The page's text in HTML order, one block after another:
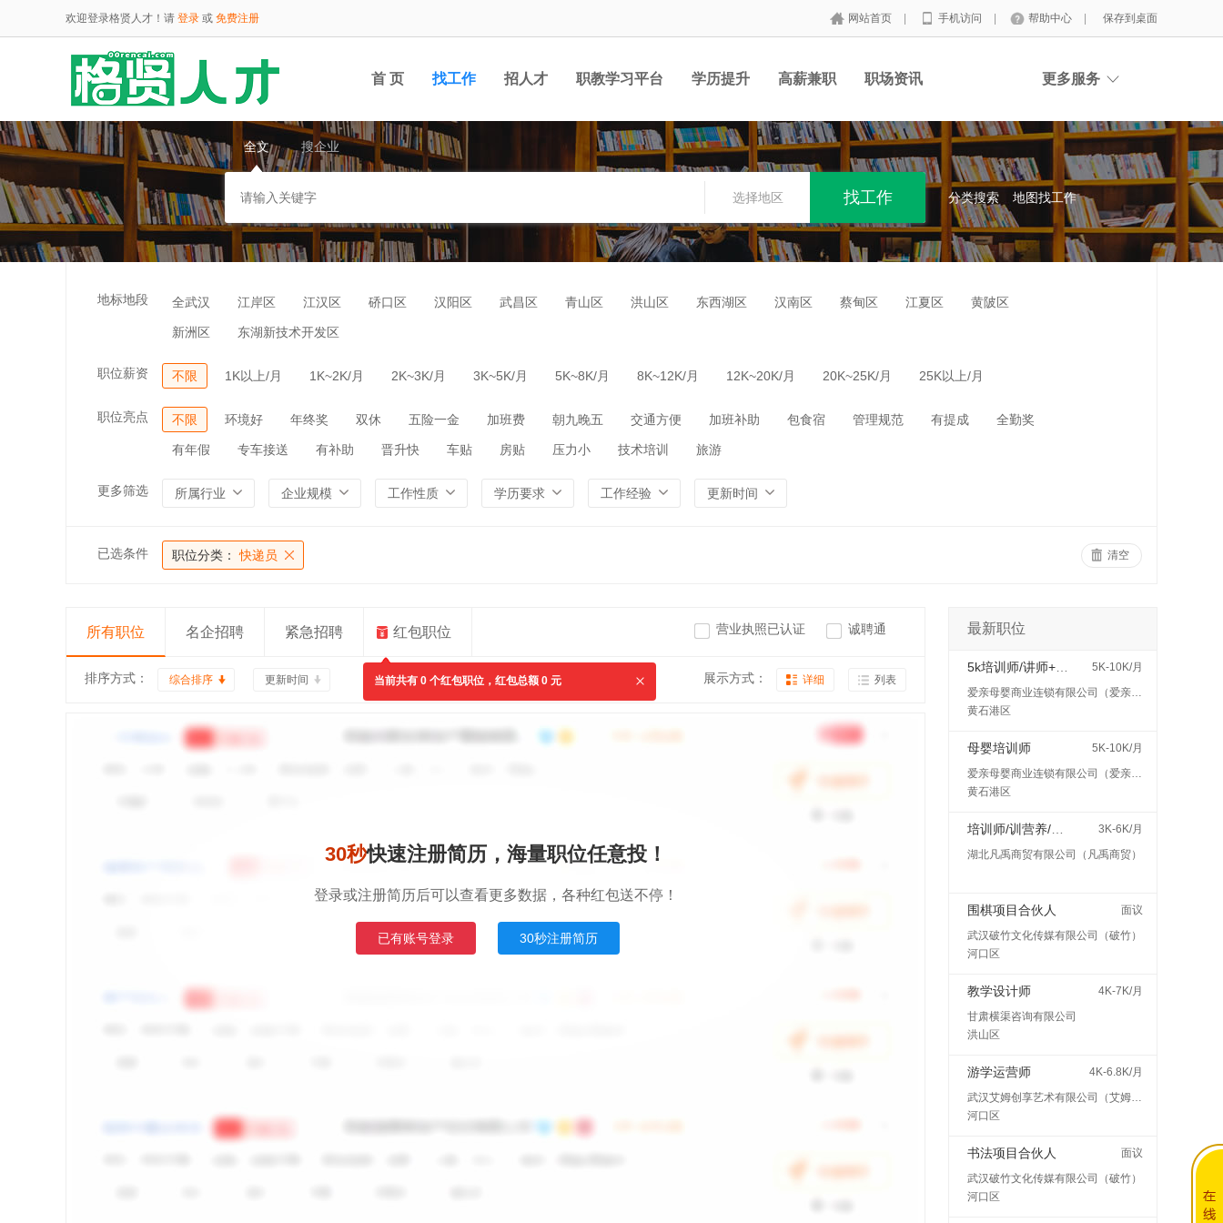
欢迎登录格贤人才！请 登录 或 免费注册 网站首页 手机访问 帮助中心 保存到桌面
首 页 找工作 招人才 职教学习平台 学历提升 高薪兼职 职场资讯
云端职位
更多服务
全文 搜企业
选择地区 分类搜索 地图找工作
地标地段 全武汉 江岸区 江汉区 硚口区 汉阳区 武昌区 青山区 洪山区 东西湖区 汉南区 蔡甸区 江夏区 黄陂区
新洲区 东湖新技术开发区
职位薪资 不限 1K以上/月 1K~2K/月 2K~3K/月 3K~5K/月 5K~8K/月 8K~12K/月 12K~20K/月 20K~25K/月 25K以上/月
职位亮点 不限 环境好 年终奖 双休 五险一金 加班费 朝九晚五 交通方便 加班补助 包食宿 管理规范 有提成 全勤奖
有年假 专车接送 有补助 晋升快 车贴 房贴 压力小 技术培训 旅游
更多筛选 所属行业 企业规模 工作性质 学历要求 工作经验 更新时间
已选条件 职位分类： 快递员 清空
所有职位 名企招聘 紧急招聘 红包职位
当前共有 0 个红包职位，红包总额 0 元
营业执照已认证 诚聘通
排序方式： 综合排序 更新时间 展示方式： 详细 列表
30秒快速注册简历，海量职位任意投！
登录或注册简历后可以查看更多数据，各种红包送不停！
已有账号登录 30秒注册简历
最新职位
5K-10K/月
爱亲母婴商业连锁有限公司（爱亲母婴）
黄石港区
母婴培训师
5K-10K/月
爱亲母婴商业连锁有限公司（爱亲母婴）
黄石港区
3K-6K/月
湖北凡禹商贸有限公司（凡禹商贸）
围棋项目合伙人
面议
武汉破竹文化传媒有限公司（破竹）
河口区
教学设计师
4K-7K/月
甘肃横渠咨询有限公司
洪山区
游学运营师
4K-6.8K/月
武汉艾姆创享艺术有限公司（艾姆创享）
河口区
书法项目合伙人
面议
武汉破竹文化传媒有限公司（破竹）
河口区